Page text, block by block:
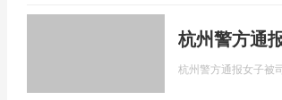
杭州警方通
杭州警方通报女子被